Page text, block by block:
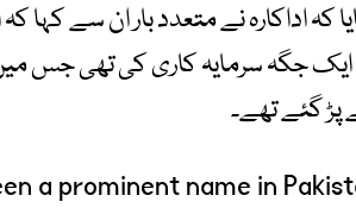
کہ اداکارہ نے متعدد بار ان سے
جگہ سرمایہ کاری کی تھی جس میں
گئے تھے۔
a prominent name in